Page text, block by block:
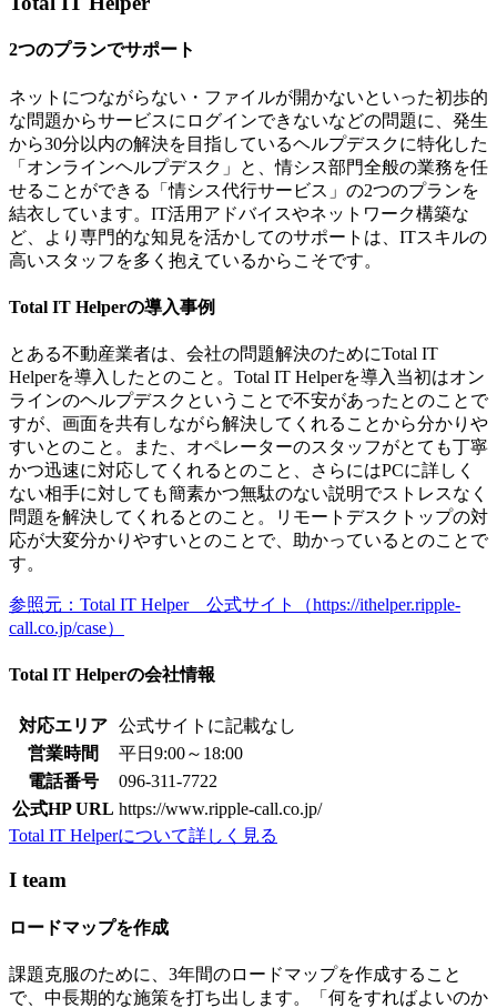
2つのプランでサポート
ネットにつながらない・ファイルが開かないといった初歩的
な問題からサービスにログインできないなどの問題に、発生
から30分以内の解決を目指しているヘルプデスクに特化した
「オンラインヘルプデスク」と、情シス部門全般の業務を任
せることができる「情シス代行サービス」の2つのプランを
結衣しています。IT活用アドバイスやネットワーク構築な
ど、より専門的な知見を活かしてのサポートは、ITスキルの
高いスタッフを多く抱えているからこそです。
Total IT Helperの導入事例
とある不動産業者は、会社の問題解決のためにTotal IT
Helperを導入したとのこと。Total IT Helperを導入当初はオン
ラインのヘルプデスクということで不安があったとのことで
すが、画面を共有しながら解決してくれることから分かりや
すいとのこと。また、オペレーターのスタッフがとても丁寧
かつ迅速に対応してくれるとのこと、さらにはPCに詳しく
ない相手に対しても簡素かつ無駄のない説明でストレスなく
問題を解決してくれるとのこと。リモートデスクトップの対
応が大変分かりやすいとのことで、助かっているとのことで
す。
参照元：Total IT Helper 公式サイト（https://ithelper.ripple-
call.co.jp/case）
Total IT Helperの会社情報
対応エリア 公式サイトに記載なし
営業時間
平日9:00～18:00
電話番号
096-311-7722
公式HP URL https://www.ripple-call.co.jp/
Total IT Helperについて詳しく見る
I team
ロードマップを作成
課題克服のために、3年間のロードマップを作成すること
で、中長期的な施策を打ち出します。「何をすればよいのか